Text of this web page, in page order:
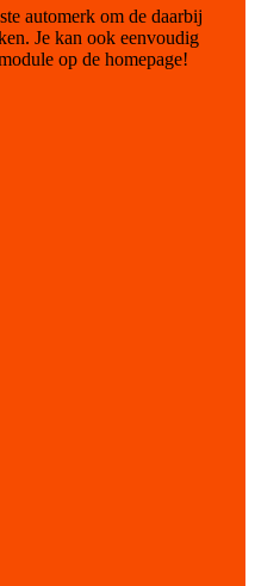
automerk om de daarbij
Je kan ook eenvoudig
op de homepage!